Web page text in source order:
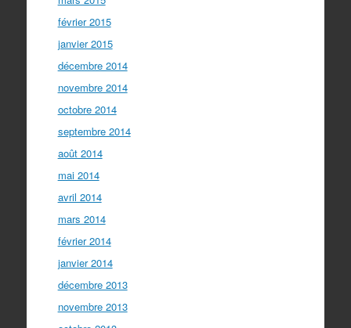
février 2015
janvier 2015
décembre 2014
novembre 2014
octobre 2014
septembre 2014
août 2014
mai 2014
avril 2014
mars 2014
février 2014
janvier 2014
décembre 2013
novembre 2013